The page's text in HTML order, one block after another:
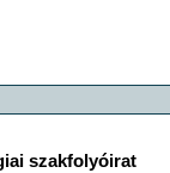
szakfolyóirat